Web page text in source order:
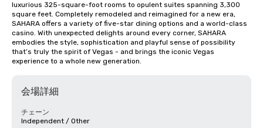
luxurious 325-square-foot rooms to opulent suites spanning 3,300
square feet. Completely remodeled and reimagined for a new era,
SAHARA offers a variety of five-star dining options and a world-class
casino. With unexpected delights around every corner, SAHARA
embodies the style, sophistication and playful sense of possibility
that’s truly the spirit of Vegas - and brings the iconic Vegas
experience to a whole new generation.
会場詳細
チェーン
Independent / Other